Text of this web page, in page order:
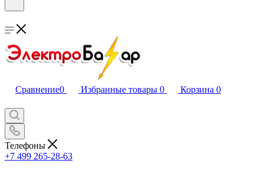
Сравнение0 Избранные товары 0 Корзина 0
Телефоны
+7 499 265-28-63